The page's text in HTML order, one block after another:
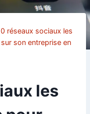
réseaux sociaux les
son entreprise en
les